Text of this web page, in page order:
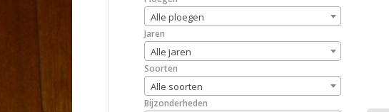
Alle ploegen
Jaren
Alle jaren
Soorten
Alle soorten
Bijzonderheden